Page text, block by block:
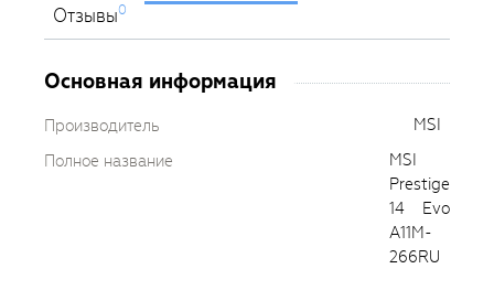
Отзывы0
Основная информация
Производитель
MSI
Полное название
MSI
Prestige
14 Evo
A11M-
266RU